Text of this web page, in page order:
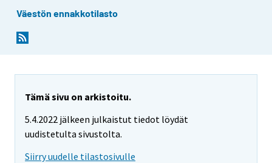
Väestön ennakkotilasto
Tämä sivu on arkistoitu.
5.4.2022 jälkeen julkaistut tiedot löydät
uudistetulta sivustolta.
Siirry uudelle tilastosivulle